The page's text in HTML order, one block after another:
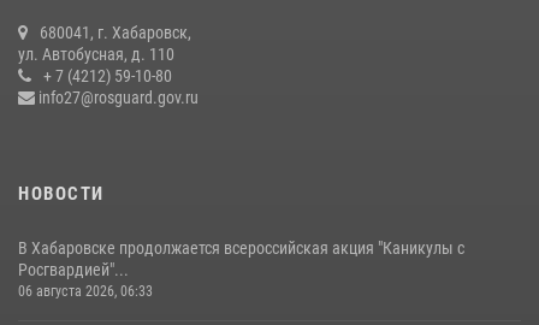
108 лет со дня рождения легендарного военачальника генерала
армии Ивана Кирилловича Яковлева
04 августа 2026, 23:41
680041, г. Хабаровск,
ул. Автобусная, д. 110
+ 7 (4212) 59-10-80
info27@rosguard.gov.ru
НОВОСТИ
В Хабаровске продолжается всероссийская акция "Каникулы с
Росгвардией"...
06 августа 2026, 06:33